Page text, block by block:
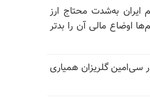
ایران به‌شدت محتاج ارز
اوضاع مالی آن را بدتر
سی‌امین گلریزان همیاری